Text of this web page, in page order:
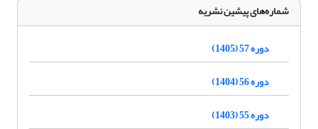
شماره‌های پیشین نشریه
دوره 57 (1405)
دوره 56 (1404)
دوره 55 (1403)